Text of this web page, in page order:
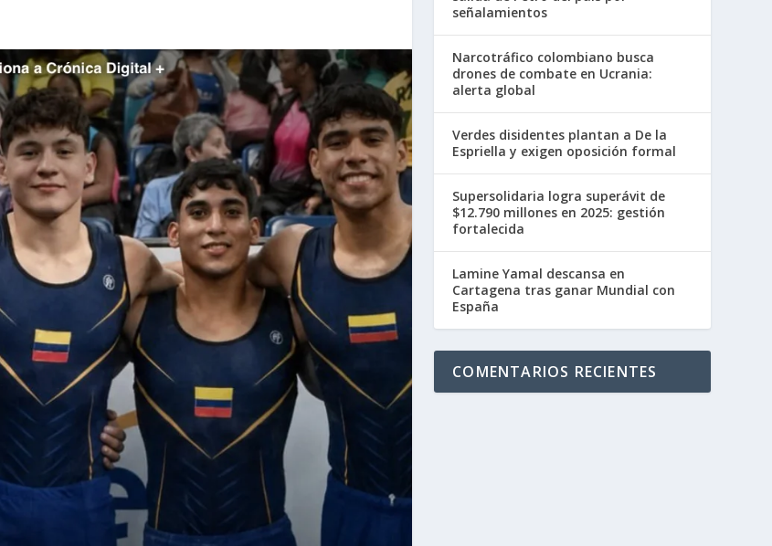
señalamientos
Narcotráfico colombiano busca
drones de combate en Ucrania:
alerta global
Verdes disidentes plantan a De la
Espriella y exigen oposición formal
Supersolidaria logra superávit de
$12.790 millones en 2025: gestión
fortalecida
Lamine Yamal descansa en
Cartagena tras ganar Mundial con
España
COMENTARIOS RECIENTES